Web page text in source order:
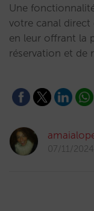
Une
votre canal direct
en leur offrant la
réservation et de
07/11/2024